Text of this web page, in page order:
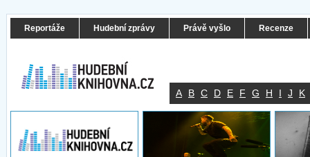
Reportáže Hudební zprávy Právě vyšlo Recenze
A B C D E F G H I J K